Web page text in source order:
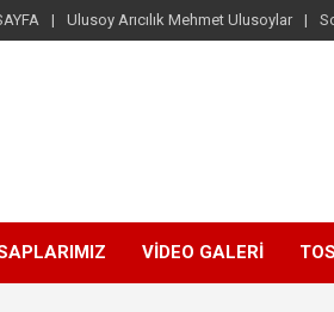
Ulusoy Arıcılık Mehmet Ulusoylar
VİDEO GALERİ